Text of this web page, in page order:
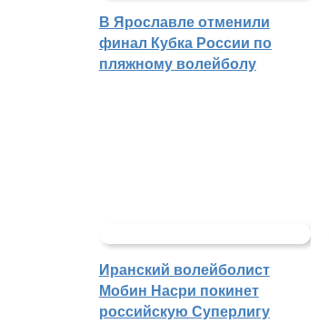
В Ярославле отменили
финал Кубка России по
пляжному волейболу
Иранский волейболист
Мобин Насри покинет
российскую Суперлигу